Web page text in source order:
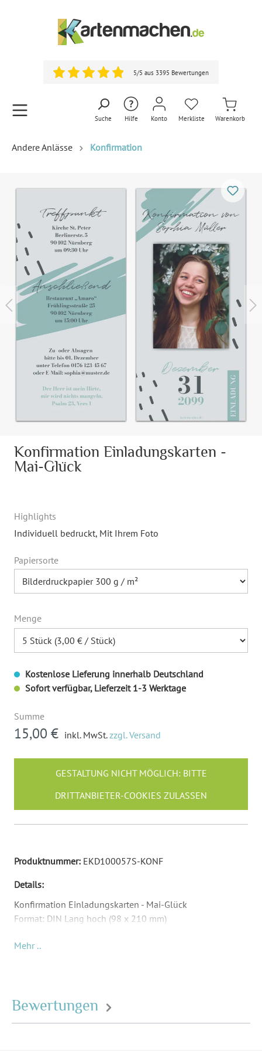
5/5 aus 3395 Bewertungen
Suche Hilfe Konto Merkliste Warenkorb
Andere Anlässe Konfirmation
Konfirmation Einladungskarten -
Mai-Glück
Highlights
Individuell bedruckt, Mit Ihrem Foto
Papiersorte
Menge
Kostenlose Lieferung innerhalb Deutschland
Sofort verfügbar, Lieferzeit 1-3 Werktage
Summe
15,00 € inkl. MwSt.zzgl. Versand
GESTALTUNG NICHT MÖGLICH: BITTE
DRITTANBIETER-COOKIES ZULASSEN
Produktnummer: EKD100057S-KONF
Details:
Konfirmation Einladungskarten - Mai-Glück
Format: DIN Lang hoch (98 x 210 mm)
Inkl. Druck Ihrer Texte und Ihrem Foto
Mehr ..
Bewertungen